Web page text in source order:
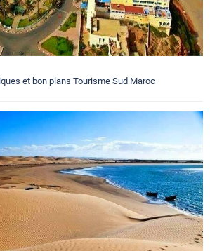
et bon plans Tourisme Sud Maroc